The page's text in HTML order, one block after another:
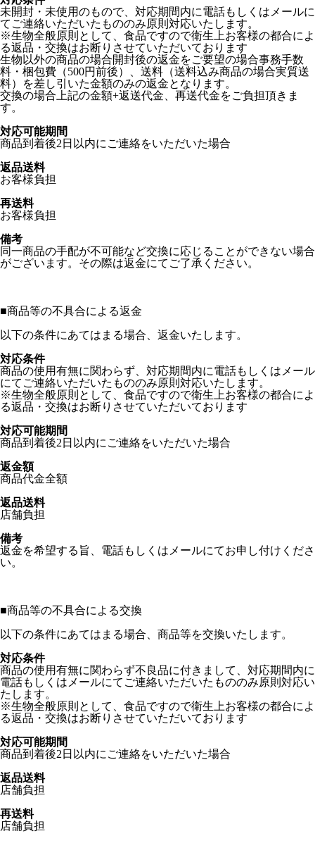
未開封・未使用のもので、対応期間内に電話もしくはメールに
てご連絡いただいたもののみ原則対応いたします。
※生物全般原則として、食品ですので衛生上お客様の都合によ
る返品・交換はお断りさせていただいております
生物以外の商品の場合開封後の返金をご要望の場合事務手数
料・梱包費（500円前後）、送料（送料込み商品の場合実質送
料）を差し引いた金額のみの返金となります。
交換の場合上記の金額+返送代金、再送代金をご負担頂きま
す。
対応可能期間
商品到着後2日以内にご連絡をいただいた場合
返品送料
お客様負担
再送料
お客様負担
備考
同一商品の手配が不可能など交換に応じることができない場合
がございます。その際は返金にてご了承ください。
■商品等の不具合による返金
以下の条件にあてはまる場合、返金いたします。
対応条件
商品の使用有無に関わらず、対応期間内に電話もしくはメール
にてご連絡いただいたもののみ原則対応いたします。
※生物全般原則として、食品ですので衛生上お客様の都合によ
る返品・交換はお断りさせていただいております
対応可能期間
商品到着後2日以内にご連絡をいただいた場合
返金額
商品代金全額
返品送料
店舗負担
備考
返金を希望する旨、電話もしくはメールにてお申し付けくださ
い。
■商品等の不具合による交換
以下の条件にあてはまる場合、商品等を交換いたします。
対応条件
商品の使用有無に関わらず不良品に付きまして、対応期間内に
電話もしくはメールにてご連絡いただいたもののみ原則対応い
たします。
※生物全般原則として、食品ですので衛生上お客様の都合によ
る返品・交換はお断りさせていただいております
対応可能期間
商品到着後2日以内にご連絡をいただいた場合
返品送料
店舗負担
再送料
店舗負担